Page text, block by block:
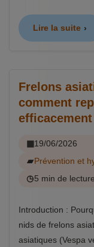
Lire la suite
Frelons
comment
19/06/2026
Prévention et
5 min de lecture
Introduction :
nids de frelons
asiatiques (Vespa